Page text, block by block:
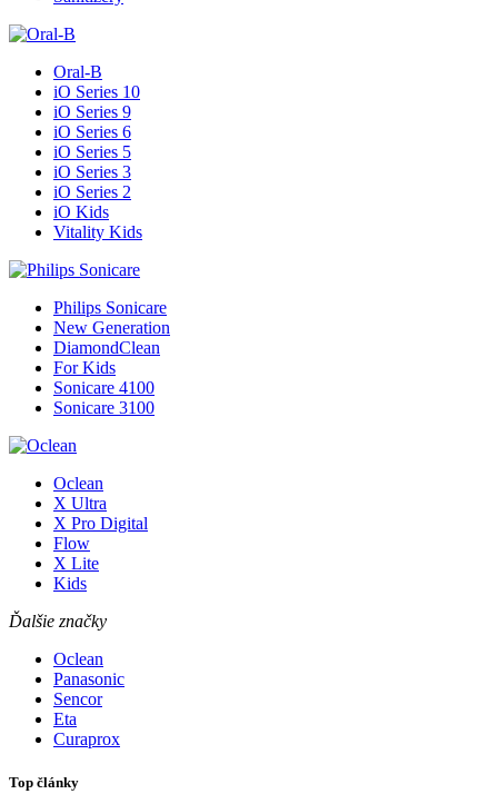
Oral-B
iO Series 10
iO Series 9
iO Series 6
iO Series 5
iO Series 3
iO Series 2
iO Kids
Vitality Kids
Philips Sonicare
New Generation
DiamondClean
For Kids
Sonicare 4100
Sonicare 3100
Oclean
X Ultra
X Pro Digital
Flow
X Lite
Kids
Ďalšie značky
Oclean
Panasonic
Sencor
Eta
Curaprox
Top články